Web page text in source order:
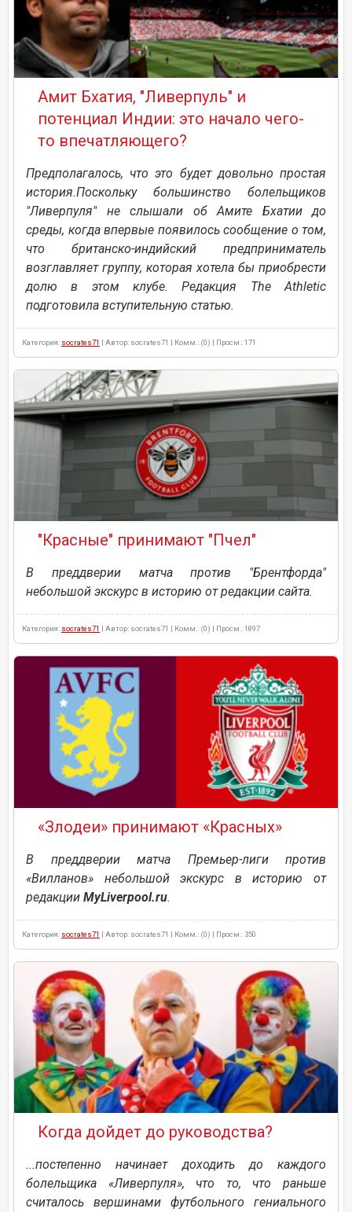
Амит Бхатия, "Ливерпуль" и
потенциал Индии: это начало чего-
то впечатляющего?
Предполагалось, что это будет довольно простая
история.Поскольку большинство болельщиков
"Ливерпуля" не слышали об Амите Бхатии до
среды, когда впервые появилось сообщение о том,
что британско-индийский предприниматель
возглавляет группу, которая хотела бы приобрести
долю в этом клубе. Редакция The Athletic
подготовила вступительную статью.
Категория: socrates71 | Автор: socrates71 | Комм.: (0) | Просм.: 171
"Красные" принимают "Пчел"
В преддверии матча против "Брентфорда"
небольшой экскурс в историю от редакции сайта.
Категория: socrates71 | Автор: socrates71 | Комм.: (0) | Просм.: 1897
«Злодеи» принимают «Красных»
В преддверии матча Премьер-лиги против
«Вилланов» небольшой экскурс в историю от
редакции MyLiverpool.ru.
Категория: socrates71 | Автор: socrates71 | Комм.: (0) | Просм.: 350
Когда дойдет до руководства?
...постепенно начинает доходить до каждого
болельщика «Ливерпуля», что то, что раньше
считалось вершинами футбольного гениального